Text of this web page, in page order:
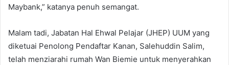
Maybank,” katanya penuh semangat.
Malam tadi, Jabatan Hal Ehwal Pelajar (JHEP) UUM yang
diketuai Penolong Pendaftar Kanan, Salehuddin Salim,
telah menziarahi rumah Wan Biemie untuk menyerahkan